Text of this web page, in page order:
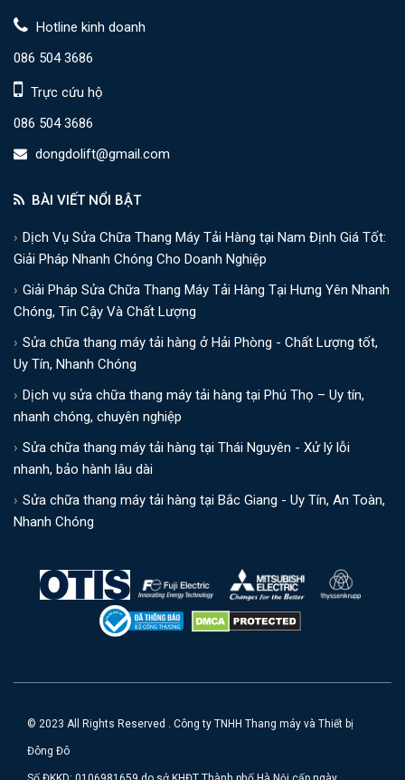
Hotline kinh doanh
086 504 3686
Trực cứu hộ
086 504 3686
dongdolift@gmail.com
BÀI VIẾT NỔI BẬT
Dịch Vụ Sửa Chữa Thang Máy Tải Hàng tại Nam Định Giá Tốt:
Giải Pháp Nhanh Chóng Cho Doanh Nghiệp
Giải Pháp Sửa Chữa Thang Máy Tải Hàng Tại Hưng Yên Nhanh
Chóng, Tin Cậy Và Chất Lượng
Sửa chữa thang máy tải hàng ở Hải Phòng - Chất Lượng tốt,
Uy Tín, Nhanh Chóng
Dịch vụ sửa chữa thang máy tải hàng tại Phú Thọ – Uy tín,
nhanh chóng, chuyên nghiệp
Sửa chữa thang máy tải hàng tại Thái Nguyên - Xử lý lỗi
nhanh, bảo hành lâu dài
Sửa chữa thang máy tải hàng tại Bắc Giang - Uy Tín, An Toàn,
Nhanh Chóng
© 2023 All Rights Reserved . Công ty TNHH Thang máy và Thiết bị
Đông Đô